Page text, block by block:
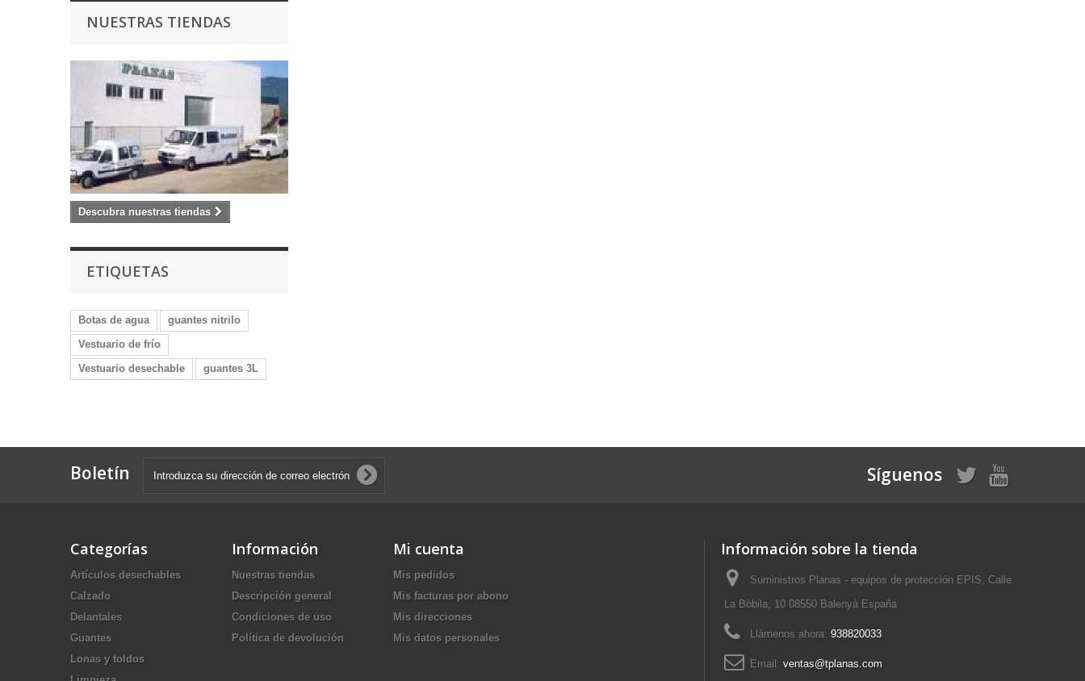
NUESTRAS TIENDAS
Descubra nuestras tiendas
ETIQUETAS
Botas de agua
guantes nitrilo
Vestuario de frío
Vestuario desechable
guantes 3L
Boletín Síguenos
Categorías
Artículos desechables
Calzado
Delantales
Guantes
Lonas y toldos
Información
Nuestras tiendas
Descripción general
Condiciones de uso
Política de devolución
Mi cuenta
Mis pedidos
Mis facturas por abono
Mis direcciones
Mis datos personales
Información sobre la tienda
Suministros Planas - equipos de protección EPIS, Calle
La Bòbila, 10 08550 Balenyà España
Llámenos ahora: 938820033
Email: ventas@tplanas.com